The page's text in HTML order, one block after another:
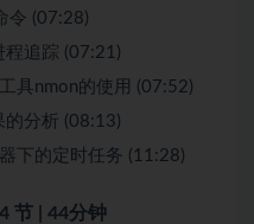
令 (07:28)
追踪 (07:21)
具nmon的使用 (07:52)
分析 (08:13)
下的定时任务 (11:28)
4 节 | 44分钟